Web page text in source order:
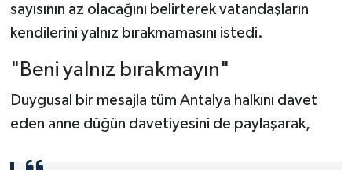
sayısının az olacağını belirterek vatandaşların
kendilerini yalnız bırakmamasını istedi.
"Beni yalnız bırakmayın"
Duygusal bir mesajla tüm Antalya halkını davet
eden anne düğün davetiyesini de paylaşarak,